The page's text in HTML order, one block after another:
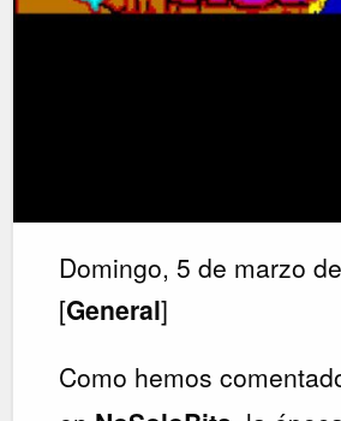
Domingo, 5 de marzo
[General]
Como hemos